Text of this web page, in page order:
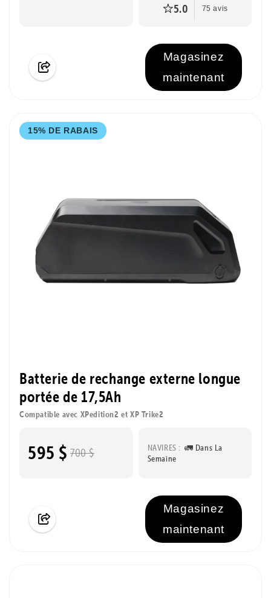
5.0 75 avis
Magasinez
maintenant
15% DE RABAIS
Batterie de rechange externe longue
portée de 17,5Ah
Compatible avec XPedition2 et XP Trike2
595 $ 700 $ NAVIRES : 🚛 Dans La
Semaine
Magasinez
maintenant